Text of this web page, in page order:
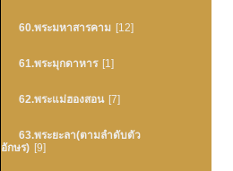
60.พระมหาสารคาม [12]
61.พระมุกดาหาร [1]
62.พระแม่ฮองสอน [7]
63.พระยะลา(ตามลำดับตัว
อักษร) [9]